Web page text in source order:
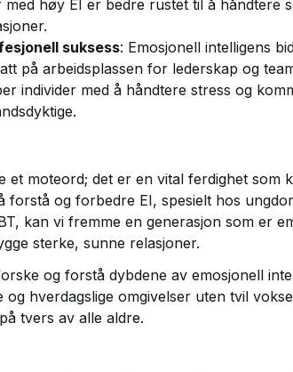
med høy EI er bedre rustet til å håndtere
suksess: Emosjonell intelligens
på arbeidsplassen for lederskap og
individer med å håndtere stress og
et moteord; det er en vital ferdighet som
forstå og forbedre EI, spesielt hos
kan vi fremme en generasjon som er
sterke, sunne relasjoner.
og forstå dybdene av emosjonell
og hverdagslige omgivelser uten tvil
tvers av alle aldre.